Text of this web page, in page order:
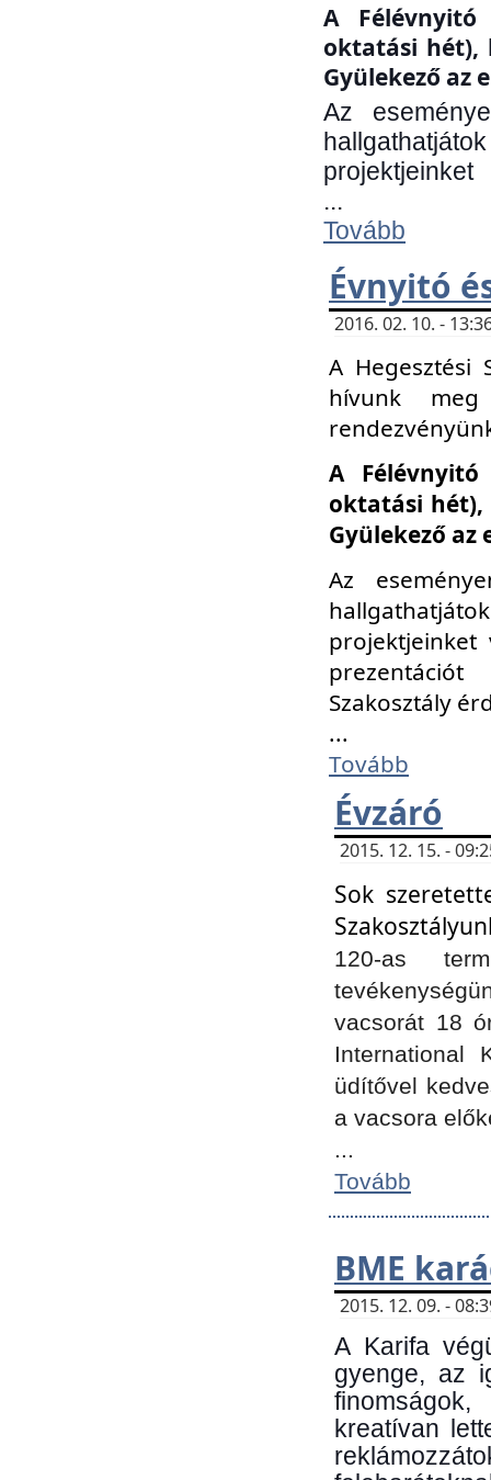
A
oktatási hét),
Gyülekező az
Az
projektjeinket
...
Tovább
Évnyitó
2016. 02. 10. -
A Hegesztési
hívunk
A
oktatási hét),
Gyülekező az
Az
Szakosztály
...
Tovább
Évzáró
2015. 12. 15. -
Sok
120-as
vacsorát 18
International
üdítővel
a vacsora
...
Tovább
BME
2015. 12. 09. -
A Karifa
gyenge, az
kreatívan